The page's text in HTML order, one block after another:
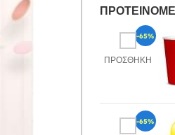
ΠΡΟΣΘΉΚΗ
-65%
-65%